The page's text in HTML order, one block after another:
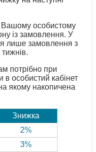
особистому
із замовлення. У
лише замовлення з
потрібно при
особистий кабінет
якому накопичена
Знижка
2%
3%